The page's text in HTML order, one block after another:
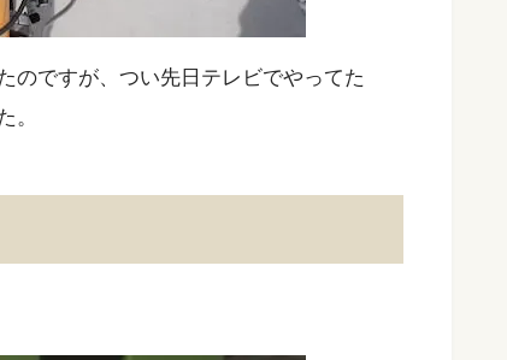
のですが、つい先日テレビでやってた
。